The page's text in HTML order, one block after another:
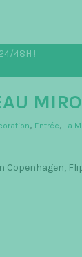
48H !
, Entrée, La